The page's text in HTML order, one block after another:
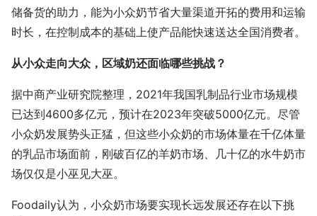
储备货的助力，能为小众奶节省大量渠道开拓的费用和运输
时长，在控制成本的基础上使产品能快速送达全国消费者。
从小众走向大众，区域奶还面临哪些挑战？
据中商产业研究院整理，2021年我国乳制品行业市场规模
已达到4600多亿元，预计在2023年突破5000亿元。尽管
小众奶发展势头正猛，但这些小众奶的市场体量在千亿体量
的乳品市场面前，刚破百亿的羊奶市场、几十亿的水牛奶市
场仅仅是小巫见大巫。
Foodaily认为，小众奶市场要实现长远发展还存在以下挑